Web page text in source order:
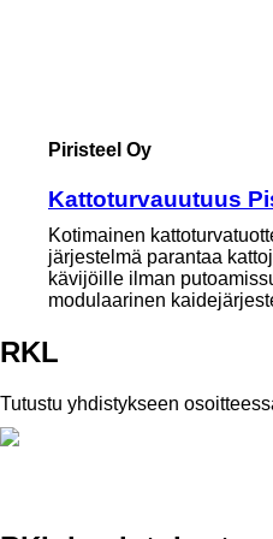
Piristeel Oy
Kattoturvauutuus
Kotimainen
järjestelmä parantaa
kävijöille ilman
modulaarinen
RKL
Tutustu yhdistykseen